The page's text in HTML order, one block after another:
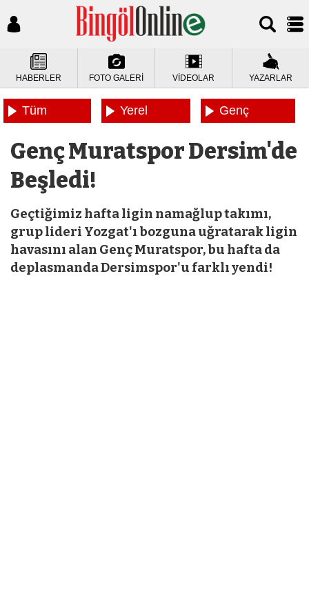
HABERLER FOTO GALERİ VİDEOLAR YAZARLAR
Tüm
Yerel
Genç
Genç Muratspor Dersim'de
Beşledi!
Geçtiğimiz hafta ligin namağlup takımı,
grup lideri Yozgat'ı bozguna uğratarak ligin
havasını alan Genç Muratspor, bu hafta da
deplasmanda Dersimspor'u farklı yendi!